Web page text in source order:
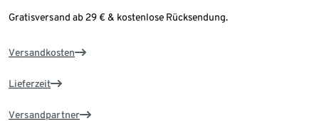
Gratisversand ab 29 € & kostenlose Rücksendung.
Versandkosten
Lieferzeit
Versandpartner